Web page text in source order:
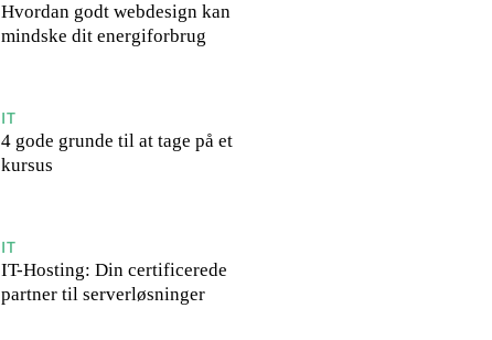
Hvordan godt webdesign kan
mindske dit energiforbrug
IT
4 gode grunde til at tage på et
kursus
IT
IT-Hosting: Din certificerede
partner til serverløsninger